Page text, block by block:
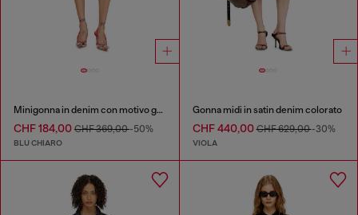
Minigonna in denim con motivo grafico e cristalli
CHF 184,00 CHF 369,00-50%
BLU CHIARO
Gonna midi in satin denim colorato
CHF 440,00CHF 629,00-30%
VIOLA